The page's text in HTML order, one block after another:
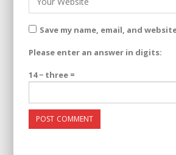
Save my name, email, and
Please enter an answer in digits:
14 − three =